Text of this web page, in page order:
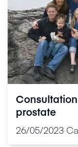
prostate
26/05/2023